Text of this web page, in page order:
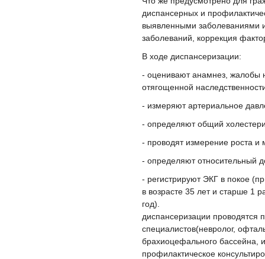
диспансерных и
выявленными заболеваниями
заболеваний, коррекция
В ходе диспансеризации:
- оценивают анамнез, жалобы
отягощенной
- измеряют артериальное
- определяют общий
- проводят измерение роста
- определяют относительный
- регистрируют ЭКГ в покое
в возрасте 35 лет и старше 1
год).
диспансеризации проводятся
специалистов(невролог,
брахиоцефального бассейна,
профилактическое